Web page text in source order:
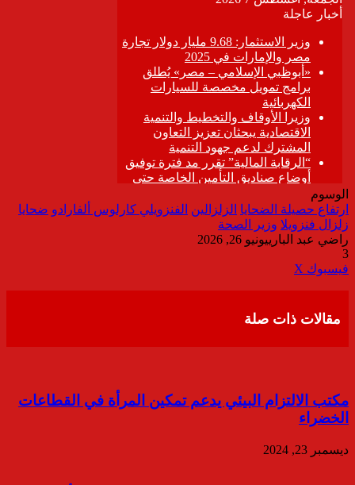
الوسوم
ارتفاع حصيلة الضحايا الزلزالين الفنزويلي كارلوس ألفارادو ضحايا
زلزال فنزويلا وزير الصحة
راضي عبد البارييونيو 26, 2026
3
فيسبوك ‫X
مقالات ذات صلة
مكتب الالتزام البيئي يدعم تمكين المرأة في القطاعات
الخضراء
ديسمبر 23, 2024